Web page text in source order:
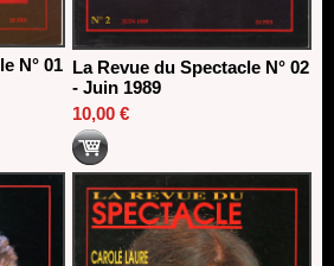
N° 01 La Revue du Spectacle N° 02
- Juin 1989
10,00 €